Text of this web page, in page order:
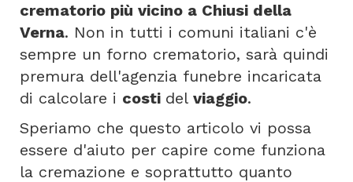
crematorio più vicino a Chiusi della
Verna. Non in tutti i comuni italiani c'è
sempre un forno crematorio, sarà quindi
premura dell'agenzia funebre incaricata
di calcolare i costi del viaggio.
Speriamo che questo articolo vi possa
essere d'aiuto per capire come funziona
la cremazione e soprattutto quanto